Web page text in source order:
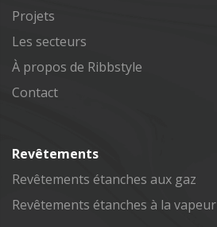
Projets
Les secteurs
À propos de Ribbstyle
Contact
Revêtements
Revêtements étanches aux gaz
Revêtements étanches à la vapeur